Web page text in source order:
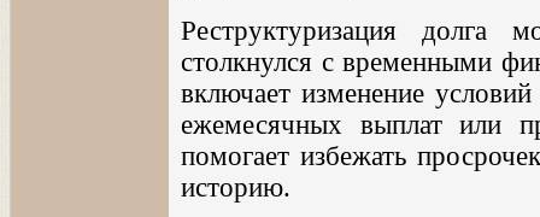
Реструктуризация
столкнулся с временными
включает изменение
ежемесячных выплат или
помогает избежать
историю.